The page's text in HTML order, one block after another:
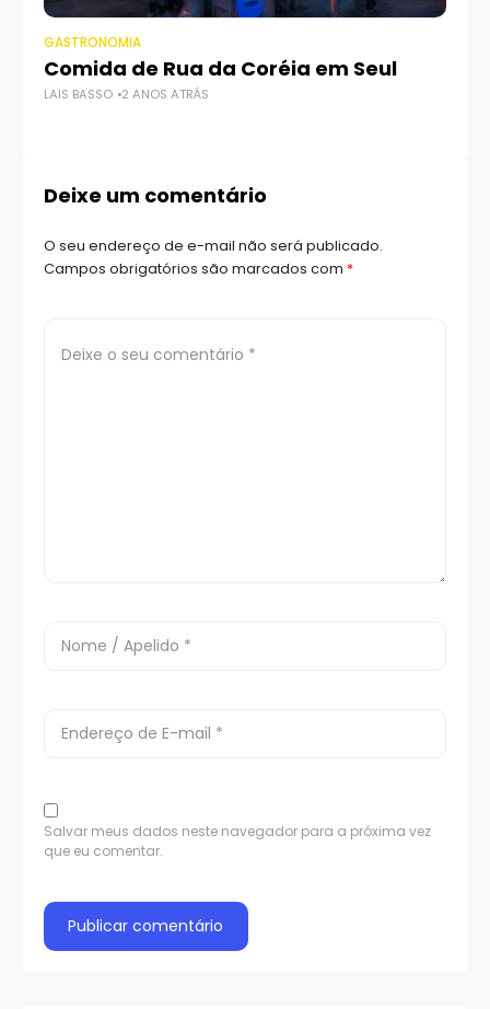
GASTRONOMIA
Comida de Rua da Coréia em Seul
LAIS BASSO 2 ANOS ATRÁS
Deixe um comentário
O seu endereço de e-mail não será publicado.
Campos obrigatórios são marcados com *
Salvar meus dados neste navegador para a próxima vez
que eu comentar.